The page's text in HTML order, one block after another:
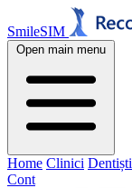
SmileSIM
Open main menu
Home Clinici Dentiști
Cont